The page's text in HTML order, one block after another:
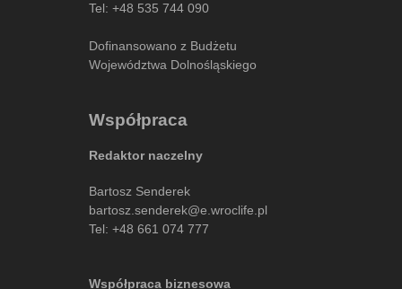
Tel: +48 535 744 090
Dofinansowano z Budżetu
Województwa Dolnośląskiego
Współpraca
Redaktor naczelny
Bartosz Senderek
bartosz.senderek@e.wroclife.pl
Tel: +48 661 074 777
Współpraca biznesowa